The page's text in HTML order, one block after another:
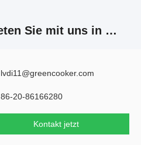
Treten Sie mit uns in Verbindung
lvdi11@greencooker.com
86-20-86166280
Kontakt jetzt